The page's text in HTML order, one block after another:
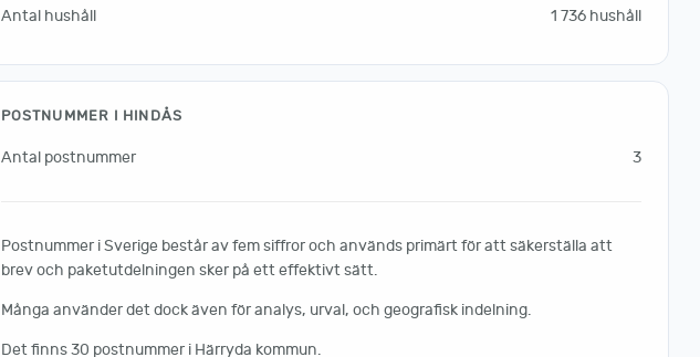
Antal hushåll 1 736 hushåll
POSTNUMMER I HINDÅS
Antal postnummer 3
Postnummer i Sverige består av fem siffror och används primärt för att säkerställa att
brev och paketutdelningen sker på ett effektivt sätt.
Många använder det dock även för analys, urval, och geografisk indelning.
Det finns 30 postnummer i Härryda kommun.